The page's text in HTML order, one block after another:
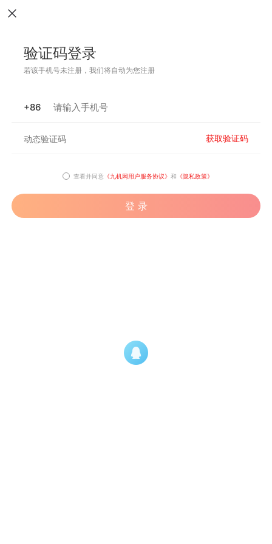
验证码登录
若该手机号未注册，我们将自动为您注册
+86
获取验证码
查看并同意 《九机网用户服务协议》 和 《隐私政策》
登 录